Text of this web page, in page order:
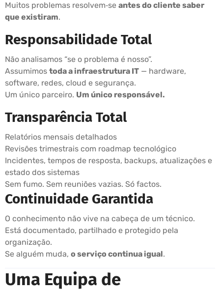
Muitos problemas resolvem‑se antes do cliente saber
que existiram.
Responsabilidade Total
Não analisamos “se o problema é nosso”.
Assumimos toda a infraestrutura IT — hardware,
software, redes, cloud e segurança.
Um único parceiro. Um único responsável.
Transparência Total
Relatórios mensais detalhados
Revisões trimestrais com roadmap tecnológico
Incidentes, tempos de resposta, backups, atualizações e
estado dos sistemas
Sem fumo. Sem reuniões vazias. Só factos.
Continuidade Garantida
O conhecimento não vive na cabeça de um técnico.
Está documentado, partilhado e protegido pela
organização.
Se alguém muda, o serviço continua igual.
Uma Equipa de